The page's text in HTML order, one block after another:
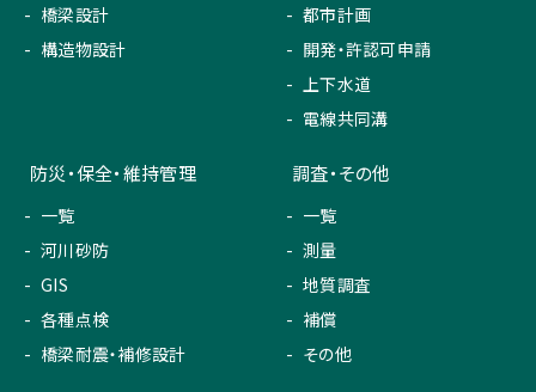
橋梁設計
構造物設計
都市計画
開発・許認可申請
上下水道
電線共同溝
防災・保全・維持管理
一覧
河川砂防
GIS
各種点検
橋梁耐震・補修設計
調査・その他
一覧
測量
地質調査
補償
その他